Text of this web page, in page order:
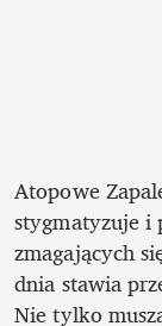
Atopowe
stygmatyzuje i
zmagających
dnia stawia
Nie tylko